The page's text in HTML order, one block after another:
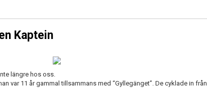
Kaptein
längre hos oss.
var 11 år gammal tillsammans med “Gyllegänget”. De cyklade in från